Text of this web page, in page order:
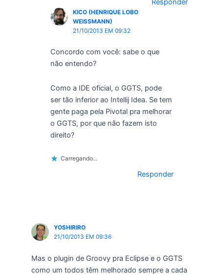
Responder
KICO (HENRIQUE LOBO
WEISSMANN)
21/10/2013 EM 09:32
Concordo com você: sabe o que
não entendo?
Como a IDE oficial, o GGTS, pode
ser tão inferior ao Intellij Idea. Se tem
gente paga pela Pivotal pra melhorar
o GGTS, por que não fazem isto
direito?
Carregando...
Responder
YOSHIRIRO
21/10/2013 EM 09:36
Mas o plugin de Groovy pra Eclipse e o GGTS
como um todos têm melhorado sempre a cada